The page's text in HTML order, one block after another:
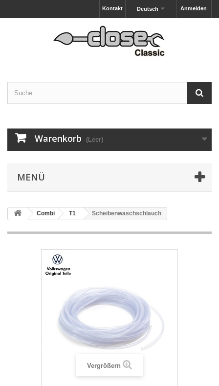
Anmelden
Deutsch
Kontakt
Warenkorb (Leer)
MENÜ
Combi T1 Scheibenwaschschlauch
Vergrößern